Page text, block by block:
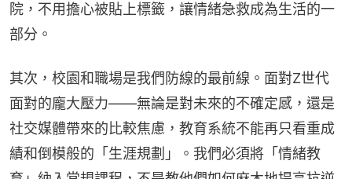
院，不用擔心被貼上標籤，讓情緒急救成為生活的一
部分。
其次，校園和職場是我們防線的最前線。面對Z世代
面對的龐大壓力——無論是對未來的不確定感，還是
社交媒體帶來的比較焦慮，教育系統不能再只看重成
績和倒模般的「生涯規劃」。我們必須將「情緒教